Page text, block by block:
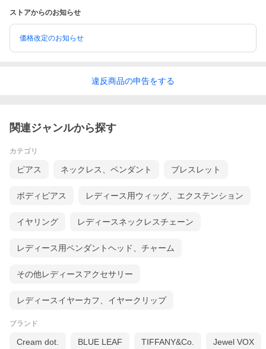
ストアからのお知らせ
価格改定のお知らせ
違反商品の申告をする
関連ジャンルから探す
カテゴリ
ピアス ネックレス、ペンダント ブレスレット
ボディピアス レディース用ウィッグ、エクステンション
イヤリング レディースネックレスチェーン
レディース用ペンダントヘッド、チャーム
その他レディースアクセサリー
レディースイヤーカフ、イヤークリップ
ブランド
Cream dot. BLUE LEAF TIFFANY&Co. Jewel VOX